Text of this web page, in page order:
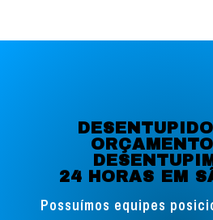
24 HORAS EM
Possuímos equipes